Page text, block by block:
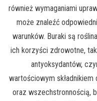
również wymaganiami
może znaleźć
warunków. Buraki są
ich korzyści zdrowotne,
antyoksydantów,
wartościowym
oraz wszechstronnością,